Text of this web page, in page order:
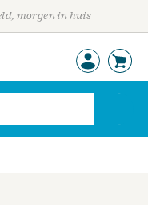
morgen in huis